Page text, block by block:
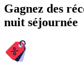
Gagnez des
nuit séjournée